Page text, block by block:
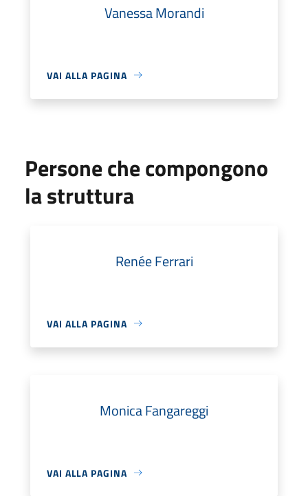
Vanessa Morandi
VAI ALLA PAGINA
Persone che compongono
la struttura
Renée Ferrari
VAI ALLA PAGINA
Monica Fangareggi
VAI ALLA PAGINA